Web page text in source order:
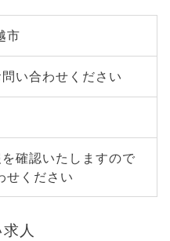
市
い合わせください
確認いたしますので
せください
人